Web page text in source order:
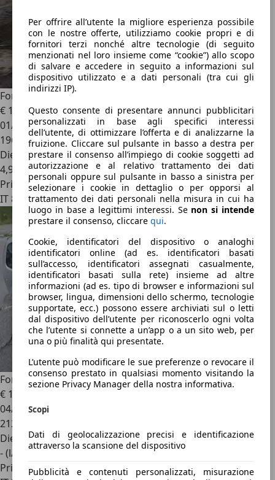
Per offrire all’utente la migliore esperienza possibile
con le nostre offerte, utilizziamo cookie propri e di
fornitori terzi nonché altre tecnologie (di seguito
menzionati nel loro insieme come “cookie”) allo scopo
di salvare e accedere in seguito a informazioni sul
dispositivo utilizzato e a dati personali (tra cui gli
indirizzi IP).
Questo consente di presentare annunci pubblicitari
personalizzati in base agli specifici interessi
dell’utente, di ottimizzare l’offerta e di analizzarne la
fruizione. Cliccare sul pulsante in basso a destra per
prestare il consenso all’impiego di cookie soggetti ad
autorizzazione e al relativo trattamento dei dati
personali oppure sul pulsante in basso a sinistra per
selezionare i cookie in dettaglio o per opporsi al
trattamento dei dati personali nella misura in cui ha
luogo in base a legittimi interessi. Se non si intende
prestare il consenso, cliccare qui.
Cookie, identificatori del dispositivo o analoghi
identificatori online (ad es. identificatori basati
sull’accesso, identificatori assegnati casualmente,
identificatori basati sulla rete) insieme ad altre
informazioni (ad es. tipo di browser e informazioni sul
browser, lingua, dimensioni dello schermo, tecnologie
supportate, ecc.) possono essere archiviati sul o letti
dal dispositivo dell’utente per riconoscerlo ogni volta
che l’utente si connette a un’app o a un sito web, per
una o più finalità qui presentate.
L’utente può modificare le sue preferenze o revocare il
consenso prestato in qualsiasi momento visitando la
sezione Privacy Manager della nostra informativa.
Scopi
Dati di geolocalizzazione precisi e identificazione
attraverso la scansione del dispositivo
Pubblicità e contenuti personalizzati, misurazione
Ford Focus C-Max
€ 1.500
01/2005
196.000 km
Diesel
4,9 l/100 km (comb.)
Privato
IT 80058
Ford Focus C-MaxGhia
€ 1.700
04/2004
212.000 km
Diesel
- (l/100 km)
Privato